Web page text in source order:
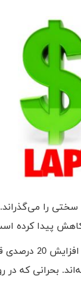
را می‌گذراند.
کاهش پیدا کرده
در حال حاضر بازار
افزایش قیمت